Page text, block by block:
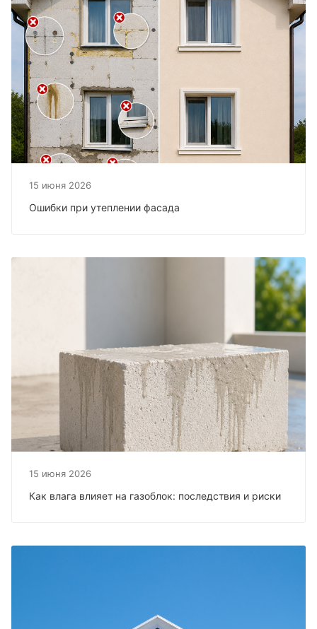
15 июня 2026
Ошибки при утеплении фасада
15 июня 2026
Как влага влияет на газоблок: последствия и риски